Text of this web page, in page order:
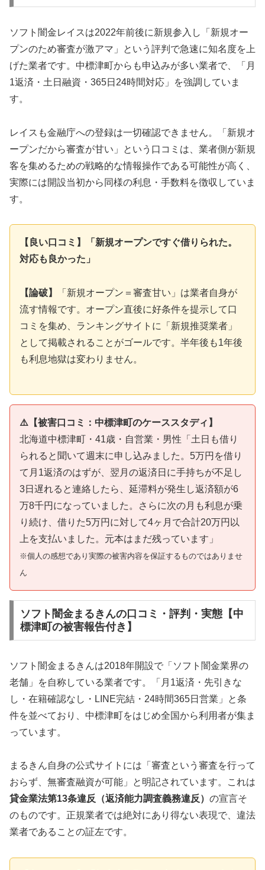
ソフト闇金レイスは2022年前後に新規参入し「新規オー
プンのため審査が激アマ」という評判で急速に知名度を上
げた業者です。中標津町からも申込みが多い業者で、「月
1返済・土日融資・365日24時間対応」を強調していま
す。
レイスも金融庁への登録は一切確認できません。「新規オ
ープンだから審査が甘い」という口コミは、業者側が新規
客を集めるための戦略的な情報操作である可能性が高く、
実際には開設当初から同様の利息・手数料を徴収していま
す。
【良い口コミ】「新規オープンですぐ借りられた。
対応も良かった」
【論破】
「新規オープン＝審査甘い」は業者自身が
流す情報です。オープン直後に好条件を提示して口
コミを集め、ランキングサイトに「新規推奨業者」
として掲載されることがゴールです。半年後も1年後
も利息地獄は変わりません。
⚠️【被害口コミ：中標津町のケーススタディ】
北海道中標津町・41歳・自営業・男性「土日も借り
られると聞いて週末に申し込みました。5万円を借り
て月1返済のはずが、翌月の返済日に手持ちが不足し
3日遅れると連絡したら、延滞料が発生し返済額が6
万8千円になっていました。さらに次の月も利息が乗
り続け、借りた5万円に対して4ヶ月で合計20万円以
上を支払いました。元本はまだ残っています」
※個人の感想であり実際の被害内容を保証するものではありませ
ん
ソフト闇金まるきんの口コミ・評判・実態【中
標津町の被害報告付き】
ソフト闇金まるきんは2018年開設で「ソフト闇金業界の
老舗」を自称している業者です。「月1返済・先引きな
し・在籍確認なし・LINE完結・24時間365日営業」と条
件を並べており、中標津町をはじめ全国から利用者が集ま
っています。
まるきん自身の公式サイトには「審査という審査を行って
おらず、無審査融資が可能」と明記されています。これは
貸金業法第13条違反（返済能力調査義務違反） の宣言そ
のものです。正規業者では絶対にあり得ない表現で、違法
業者であることの証左です。